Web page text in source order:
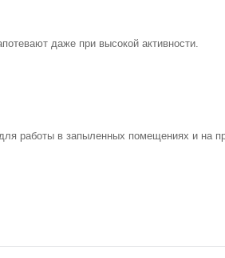
даже при высокой активности.
работы в запыленных помещениях и на